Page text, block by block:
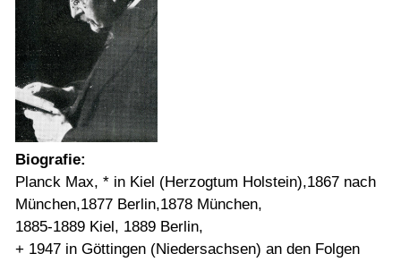
Biografie:
Planck Max, * in Kiel (Herzogtum Holstein),1867 nach
München,1877 Berlin,1878 München,
1885-1889 Kiel, 1889 Berlin,
+ 1947 in Göttingen (Niedersachsen) an den Folgen